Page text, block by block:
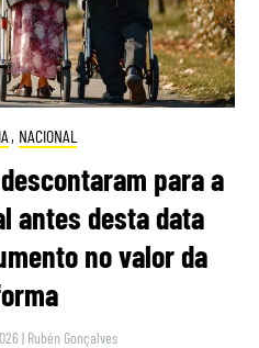
, NACIONAL
para a
antes desta data
no valor da
| Rubén Gonçalves